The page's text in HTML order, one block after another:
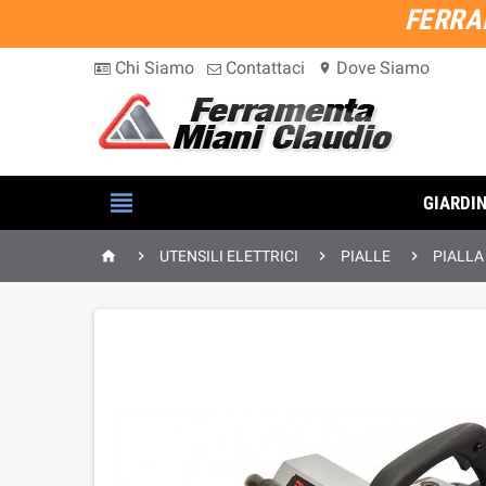
Chi Siamo Contattaci location_on Dove Siamo

  UTENSILI ELETTRICI  PIALLE 